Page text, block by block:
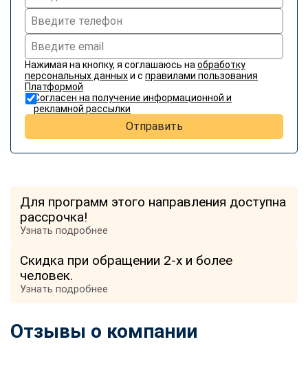
Нажимая на кнопку, я соглашаюсь на обработку
персональных данныхи с правилами пользования
Платформой
Согласен на получение информационной и
рекламной рассылки
Отправить
Для программ этого направления доступна
рассрочка!
Узнать подробнее
Скидка при обращении 2-х и более
человек.
Узнать подробнее
Отзывы о компании